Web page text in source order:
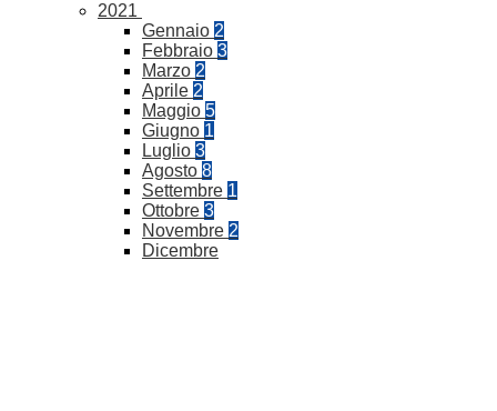
2021
Gennaio 2
Febbraio 3
Marzo 2
Aprile 2
Maggio 5
Giugno 1
Luglio 3
Agosto 8
Settembre 1
Ottobre 3
Novembre 2
Dicembre